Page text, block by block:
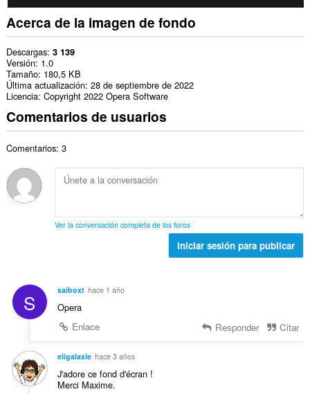
Acerca de la imagen de fondo
Descargas 3 139
Versión 1.0
Tamaño 180,5 KB
Última actualización 28 de septiembre de 2022
Licencia Copyright 2022 Opera Software
Comentarios de usuarios
Comentarios: 3
Ver la conversación completa de los foros
Iniciar sesión para publicar
S saiboxt hace 1 año
Opera
Enlace
Responder Citar
eligalaxie hace 3 años
J'adore ce fond d'écran !
Merci Maxime.